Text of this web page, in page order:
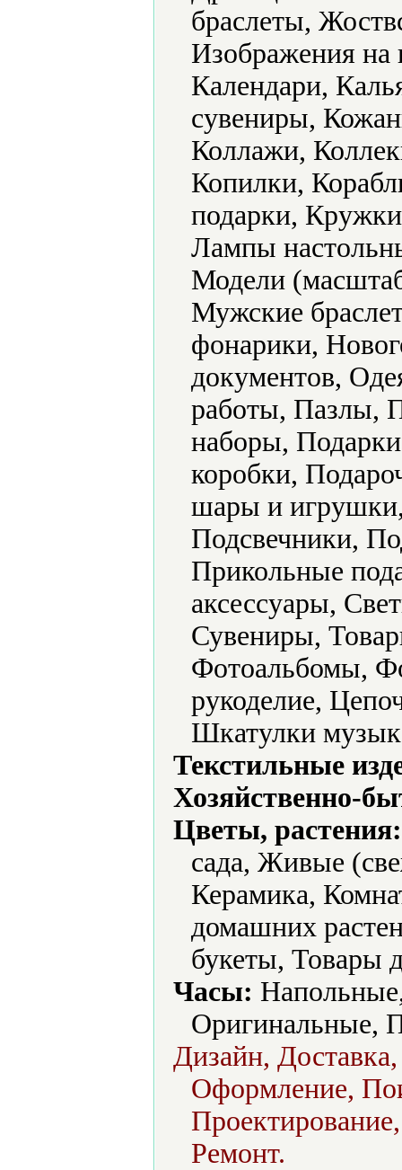
браслеты,
Изображения на
Календари,
сувениры,
Коллажи,
Копилки,
подарки,
Лампы
Модели
Мужские
фонарики,
документов,
работы, Пазлы,
наборы,
коробки,
шары и
Подсвечники,
Прикольные
аксессуары,
Сувениры,
Фотоальбомы,
рукоделие,
Шкатулки
Текстильные
Хозяйственно-
Цветы, растения:
сада, Живые
Керамика,
домашних
букеты, Товары
Часы:
Оригинальные,
Дизайн,
Оформление,
Ремонт.